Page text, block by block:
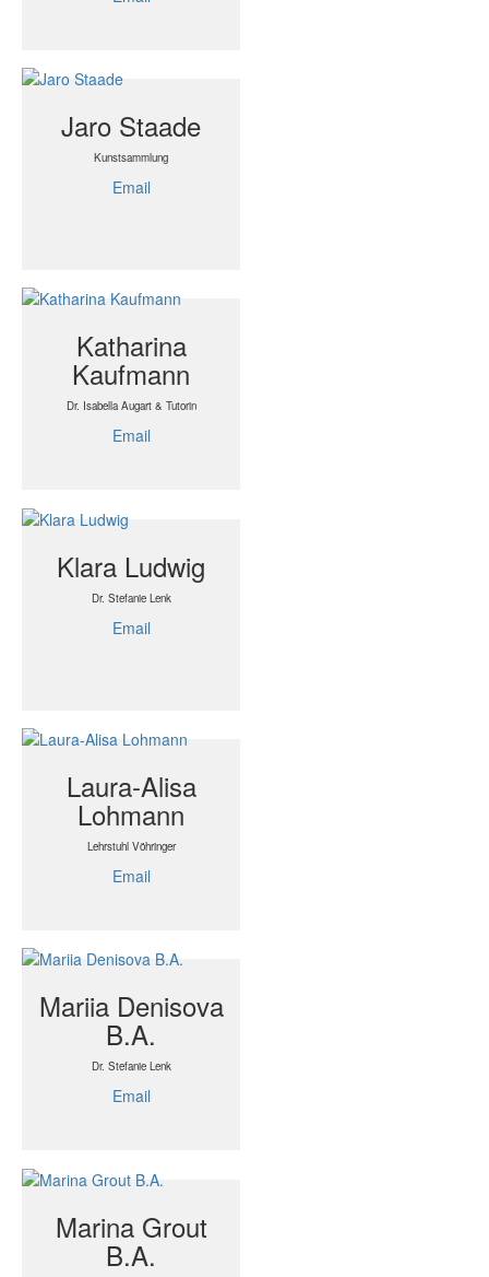
Jaro Staade
Kunstsammlung
Email
Katharina
Kaufmann
Dr. Isabella Augart & Tutorin
Email
Klara Ludwig
Dr. Stefanie Lenk
Email
Laura-Alisa
Lohmann
Lehrstuhl Vöhringer
Email
Mariia Denisova
B.A.
Dr. Stefanie Lenk
Email
Marina Grout
B.A.